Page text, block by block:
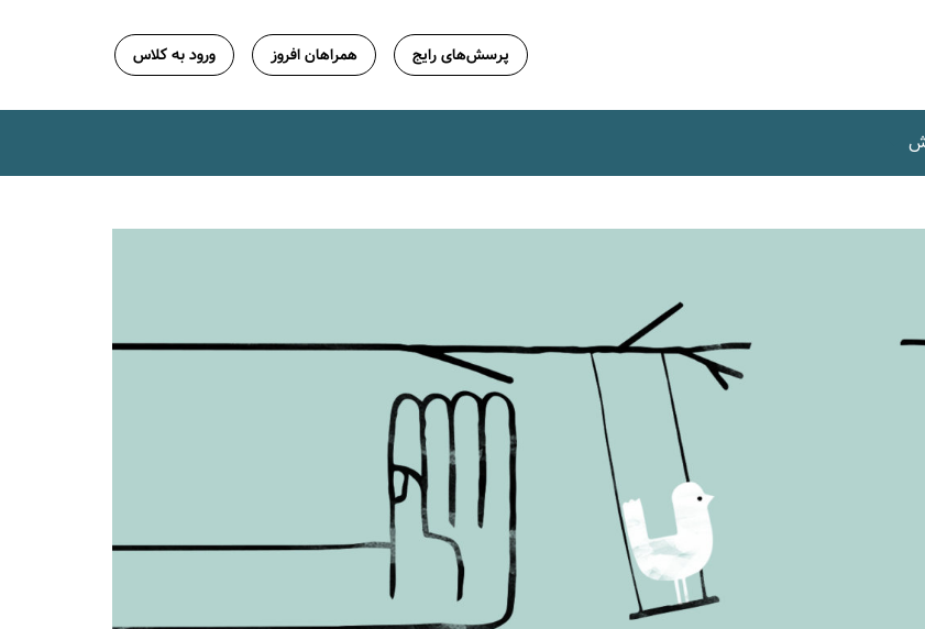
پرسش‌های رایج همراهان افروز ورود به کلاس